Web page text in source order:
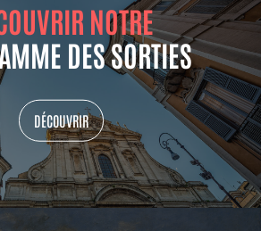
NOTRE
DES SORTIES
DÉCOUVRIR